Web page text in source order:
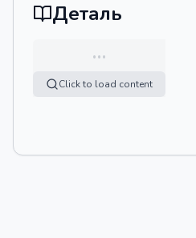
Деталь
…
Click to load content